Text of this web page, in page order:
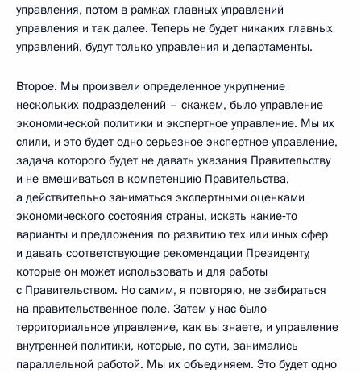
управления, потом в рамках главных управлений
управления и так далее. Теперь не будет никаких главных
управлений, будут только управления и департаменты.
Второе. Мы произвели определенное укрупнение
нескольких подразделений – скажем, было управление
экономической политики и экспертное управление. Мы их
слили, и это будет одно серьезное экспертное управление,
задача которого будет не давать указания Правительству
и не вмешиваться в компетенцию Правительства,
а действительно заниматься экспертными оценками
экономического состояния страны, искать какие‑то
варианты и предложения по развитию тех или иных сфер
и давать соответствующие рекомендации Президенту,
которые он может использовать и для работы
с Правительством. Но самим, я повторяю, не забираться
на правительственное поле. Затем у нас было
территориальное управление, как вы знаете, и управление
внутренней политики, которые, по сути, занимались
параллельной работой. Мы их объединяем. Это будет одно